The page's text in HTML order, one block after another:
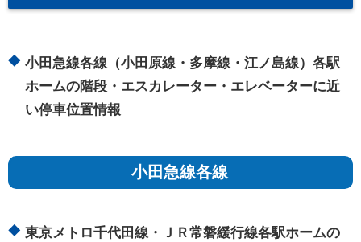
小田急線各線（小田原線・多摩線・江ノ島線）各駅
ホームの階段・エスカレーター・エレベーターに近
い停車位置情報
小田急線各線
東京メトロ千代田線・ＪＲ常磐緩行線各駅ホームの